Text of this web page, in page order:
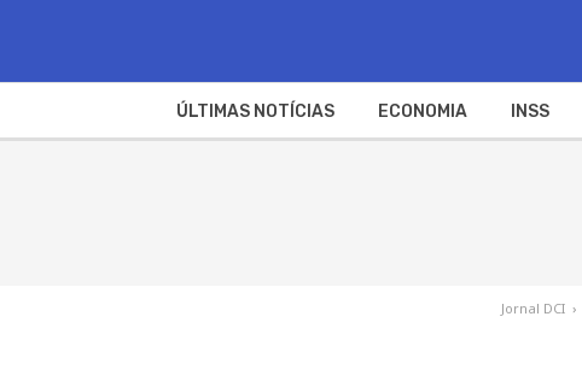
ÚLTIMAS NOTÍCIAS ECONOMIA INSS
Jornal DCI ›